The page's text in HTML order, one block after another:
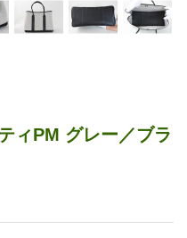
ィPM グレー／ブラ